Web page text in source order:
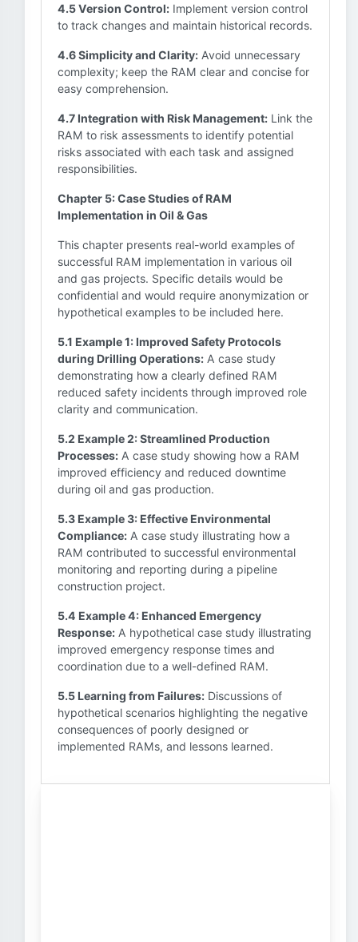
4.5 Version Control: Implement version control
to track changes and maintain historical records.
4.6 Simplicity and Clarity: Avoid unnecessary
complexity; keep the RAM clear and concise for
easy comprehension.
4.7 Integration with Risk Management: Link the
RAM to risk assessments to identify potential
risks associated with each task and assigned
responsibilities.
Chapter 5: Case Studies of RAM
Implementation in Oil & Gas
This chapter presents real-world examples of
successful RAM implementation in various oil
and gas projects. Specific details would be
confidential and would require anonymization or
hypothetical examples to be included here.
5.1 Example 1: Improved Safety Protocols
during Drilling Operations: A case study
demonstrating how a clearly defined RAM
reduced safety incidents through improved role
clarity and communication.
5.2 Example 2: Streamlined Production
Processes: A case study showing how a RAM
improved efficiency and reduced downtime
during oil and gas production.
5.3 Example 3: Effective Environmental
Compliance: A case study illustrating how a
RAM contributed to successful environmental
monitoring and reporting during a pipeline
construction project.
5.4 Example 4: Enhanced Emergency
Response: A hypothetical case study illustrating
improved emergency response times and
coordination due to a well-defined RAM.
5.5 Learning from Failures: Discussions of
hypothetical scenarios highlighting the negative
consequences of poorly designed or
implemented RAMs, and lessons learned.